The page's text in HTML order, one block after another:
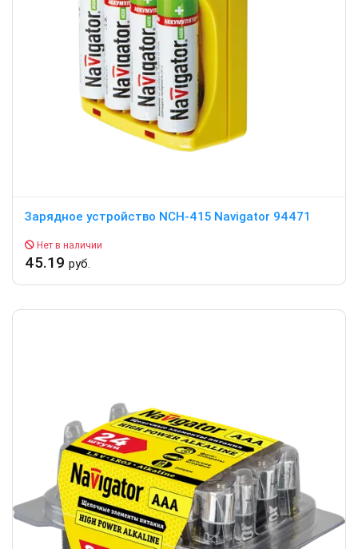
Зарядное устройство NCH-415 Navigator 94471
Нет в наличии
45.19 руб.